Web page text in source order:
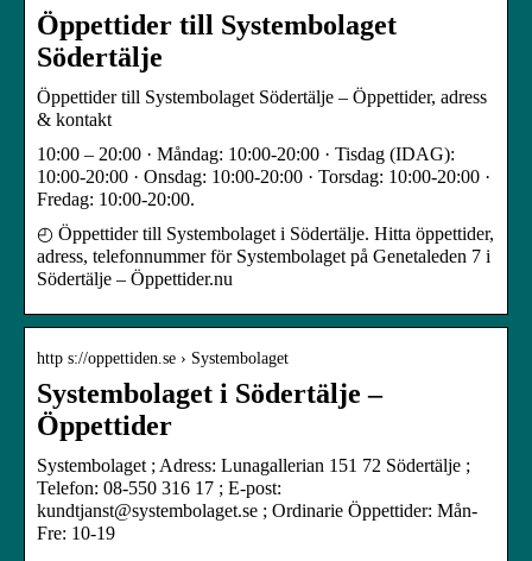
Öppettider till Systembolaget
Södertälje
Öppettider till Systembolaget Södertälje – Öppettider, adress
& kontakt
10:00 – 20:00 · Måndag: 10:00-20:00 · Tisdag (IDAG):
10:00-20:00 · Onsdag: 10:00-20:00 · Torsdag: 10:00-20:00 ·
Fredag: 10:00-20:00.
◴ Öppettider till Systembolaget i Södertälje. Hitta öppettider,
adress, telefonnummer för Systembolaget på Genetaleden 7 i
Södertälje – Öppettider.nu
http s://oppettiden.se › Systembolaget
Systembolaget i Södertälje –
Öppettider
Systembolaget ; Adress: Lunagallerian 151 72 Södertälje ;
Telefon: 08-550 316 17 ; E-post:
kundtjanst@systembolaget.se ; Ordinarie Öppettider: Mån-
Fre: 10-19